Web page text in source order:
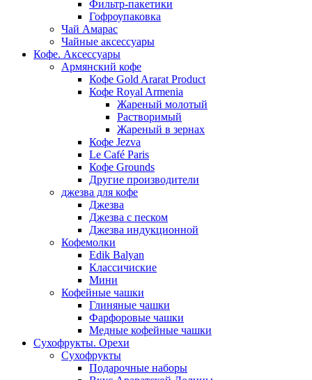
Фильтр-пакетики
Гофроупаковка
Чай Амарас
Чайные аксессуары
Кофе. Аксессуары
Армянский кофе
Кофе Gold Ararat Product
Кофе Royal Armenia
Жареный молотый
Растворимый
Жареный в зернах
Кофе Jezva
Le Café Paris
Кофе Grounds
Другие производители
джезва для кофе
Джезва
Джезва с песком
Джезва индукционной
Кофемолки
Edik Balyan
Классичиские
Мини
Кофейные чашки
Глиняные чашки
Фарфоровые чашки
Медные кофейные чашки
Сухофрукты. Орехи
Сухофрукты
Подарочные наборы